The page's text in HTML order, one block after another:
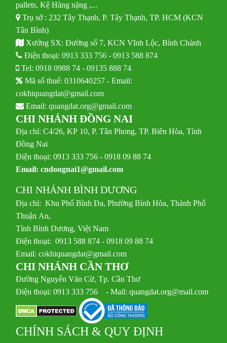
pallets, Kệ Hàng nặng ,...
Trụ sở : 232 Tây Thạnh, P. Tây Thạnh, TP. HCM (KCN
Tân Bình)
Xưởng SX: Đường số 7, KCN Vĩnh Lộc, Bình Chánh
Điện thoại:0913 333 756 -0913 588 874
Tel:0918 0988 74 -09135 888 74
Mã số thuế: 0310640257 - Email:
cokhiquangdat@gmail.com
Email:quangdat.org@gmail.com
CHI NHÁNH ĐỒNG NAI
Địa chỉ: C4/26, KP 10, P. Tân Phong, TP. Biên Hòa, Tỉnh
Đồng Nai
Điện thoại: 0913 333 756 - 0918 09 88 74
Email:cndongnai1@gmail.com
CHI NHÁNH BÌNH DƯƠNG
Địa chỉ: Khu Phố Bình Đa, Phường Bình Hòa, Thành Phố
Thuận An,
Tỉnh Bình Dương, Việt Nam
Điện thoại: 0913 588 874 - 0918 09 88 74
Email:cokhiquangdat@gmail.com
CHI NHÁNH CẦN THƠ
Đường Nguyễn Văn Cừ, Tp. Cần Thơ
Điện thoại: 0913 333 756 - Mail: quangdat.org@mail.com
CHÍNH SÁCH & QUY ĐỊNH